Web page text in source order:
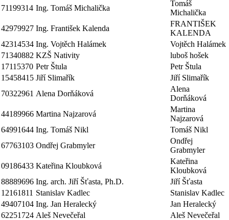
71199314 Ing. Tomáš Michalička
Tomáš
Michalička
42979927 Ing. František Kalenda
FRANTIŠEK
KALENDA
42314534 Ing. Vojtěch Halámek
Vojtěch Halámek
71340882 KZŠ Nativity
luboš hošek
17115370 Petr Štula
Petr Štula
15458415 Jiří Slimařík
Jiří Slimařík
70322961 Alena Dorňáková
Alena
Dorňáková
44189966 Martina Najzarová
Martina
Najzarová
64991644 Ing. Tomáš Nikl
Tomáš Nikl
67763103 Ondřej Grabmyler
Ondřej
Grabmyler
09186433 Kateřina Kloubková
Kateřina
Kloubková
88889696 Ing. arch. Jiří Šťasta, Ph.D.
Jiří Šťasta
12161811 Stanislav Kadlec
Stanislav Kadlec
49407104 Ing. Jan Heralecký
Jan Heralecký
62251724 Aleš Nevečeřal
Aleš Nevečeřal